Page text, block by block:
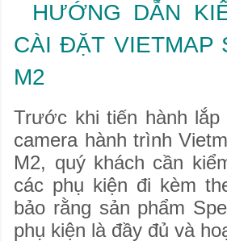
HƯỚNG DẪN
CÀI ĐẶT VIETMAP
M2
Trước khi tiến hành lắp
camera hành trình
M2, quý khách cần
các phụ kiện đi kèm
bảo rằng sản phẩm
phụ kiện là đầy đủ và